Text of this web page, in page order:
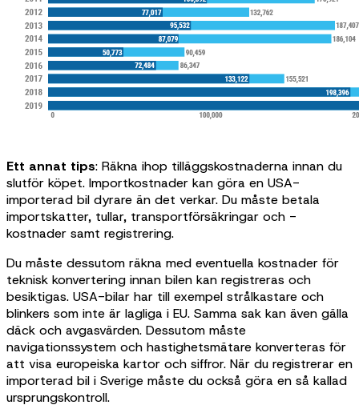
Ett annat tips: Räkna ihop tilläggskostnaderna innan du
slutför köpet. Importkostnader kan göra en USA-
importerad bil dyrare än det verkar. Du måste betala
importskatter, tullar, transportförsäkringar och -
kostnader samt registrering.
Du måste dessutom räkna med eventuella kostnader för
teknisk konvertering innan bilen kan registreras och
besiktigas. USA-bilar har till exempel strålkastare och
blinkers som inte är lagliga i EU. Samma sak kan även gälla
däck och avgasvärden. Dessutom måste
navigationssystem och hastighetsmätare konverteras för
att visa europeiska kartor och siffror. När du registrerar en
importerad bil i Sverige måste du också göra en så kallad
ursprungskontroll.